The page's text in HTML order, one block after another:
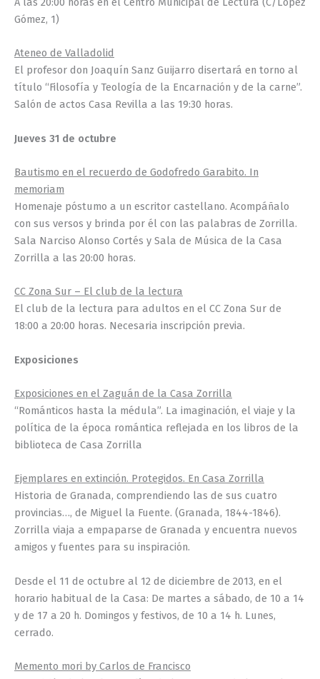
Gómez, 1)
Ateneo de Valladolid
El profesor don Joaquín Sanz Guijarro disertará en torno al
título “Filosofía y Teología de la Encarnación y de la carne”.
Salón de actos Casa Revilla a las 19:30 horas.
Jueves 31 de octubre
Bautismo en el recuerdo de Godofredo Garabito. In
memoriam
Homenaje póstumo a un escritor castellano. Acompáñalo
con sus versos y brinda por él con las palabras de Zorrilla.
Sala Narciso Alonso Cortés y Sala de Música de la Casa
Zorrilla a las 20:00 horas.
CC Zona Sur – El club de la lectura
El club de la lectura para adultos en el CC Zona Sur de
18:00 a 20:00 horas. Necesaria inscripción previa.
Exposiciones
Exposiciones en el Zaguán de la Casa Zorrilla
“Románticos hasta la médula”. La imaginación, el viaje y la
política de la época romántica reflejada en los libros de la
biblioteca de Casa Zorrilla
Ejemplares en extinción. Protegidos. En Casa Zorrilla
Historia de Granada, comprendiendo las de sus cuatro
provincias…, de Miguel la Fuente. (Granada, 1844-1846).
Zorrilla viaja a empaparse de Granada y encuentra nuevos
amigos y fuentes para su inspiración.
Desde el 11 de octubre al 12 de diciembre de 2013, en el
horario habitual de la Casa: De martes a sábado, de 10 a 14
y de 17 a 20 h. Domingos y festivos, de 10 a 14 h. Lunes,
cerrado.
Memento mori by Carlos de Francisco